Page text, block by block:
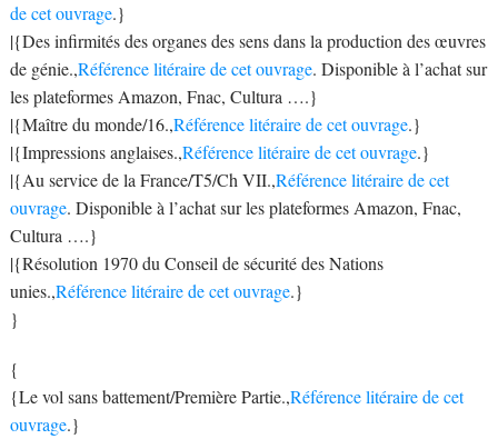
de cet ouvrage.}
|{Des infirmités des organes des sens dans la production des œuvres
de génie.,Référence litéraire de cet ouvrage. Disponible à l’achat sur
les plateformes Amazon, Fnac, Cultura ….}
|{Maître du monde/16.,Référence litéraire de cet ouvrage.}
|{Impressions anglaises.,Référence litéraire de cet ouvrage.}
|{Au service de la France/T5/Ch VII.,Référence litéraire de cet
ouvrage. Disponible à l’achat sur les plateformes Amazon, Fnac,
Cultura ….}
|{Résolution 1970 du Conseil de sécurité des Nations
unies.,Référence litéraire de cet ouvrage.}
}
{
{Le vol sans battement/Première Partie.,Référence litéraire de cet
ouvrage.}